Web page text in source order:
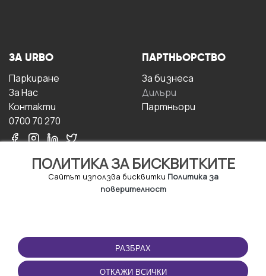
ПОЛИТИКА ЗА БИСКВИТКИТЕ
Сайтът използва бисквитки Политика за
поверителност
РАЗБРАХ
ОТКАЖИ ВСИЧКИ
ЗА URBO
Паркиране
За Hас
Контакти
0700 70 270
ПАРТНЬОРСТВО
За бизнесa
Дилъри
Партньори
ПОЛЗВАНЕ
Правила и условия за
ползване
ПРИЛОЖЕНИЕТО